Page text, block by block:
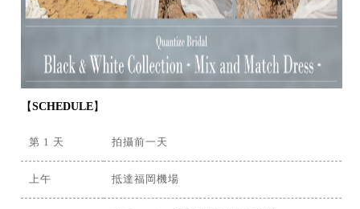
【SCHEDULE】
第 1 天 拍攝前一天
上午 抵達福岡機場